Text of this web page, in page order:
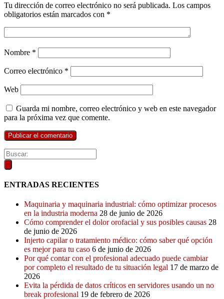
Tu dirección de correo electrónico no será publicada. Los campos
obligatorios están marcados con *
Nombre *
Correo electrónico *
Web
Guarda mi nombre, correo electrónico y web en este navegador
para la próxima vez que comente.
ENTRADAS RECIENTES
Maquinaria y maquinaria industrial: cómo optimizar procesos
en la industria moderna 28 de junio de 2026
Cómo comprender el dolor orofacial y sus posibles causas 28
de junio de 2026
Injerto capilar o tratamiento médico: cómo saber qué opción
es mejor para tu caso 6 de junio de 2026
Por qué contar con el profesional adecuado puede cambiar
por completo el resultado de tu situación legal 17 de marzo de
2026
Evita la pérdida de datos críticos en servidores usando un no
break profesional 19 de febrero de 2026